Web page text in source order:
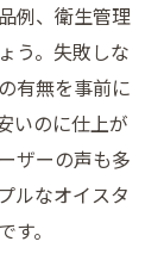
例、衛生管理
う。失敗しな
有無を事前に
いのに仕上が
ザーの声も多
ルなオイスタ
。